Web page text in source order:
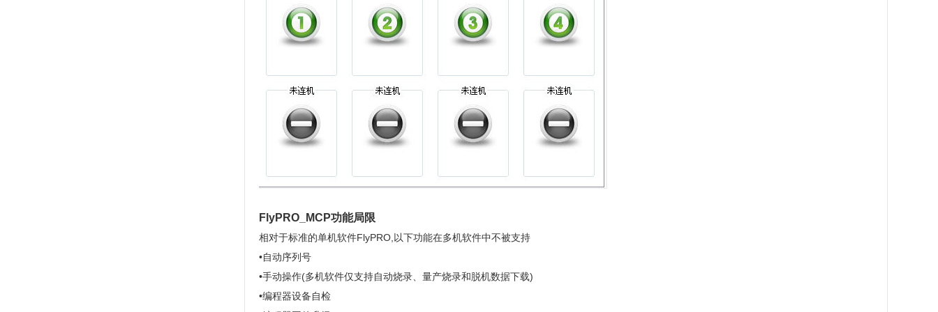
FlyPRO_MCP功能局限
相对于标准的单机软件FlyPRO,以下功能在多机软件中不被支持
•自动序列号
•手动操作(多机软件仅支持自动烧录、量产烧录和脱机数据下载)
•编程器设备自检